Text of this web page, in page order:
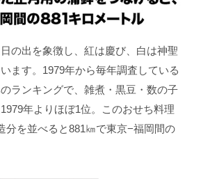
の出を象徴し、紅は慶び、白は神聖
ます。1979年から毎年調査している
ランキングで、雑煮・黒豆・数の子
年よりほぼ1位。このおせち料理
分を並べると881㎞で東京−福岡間の